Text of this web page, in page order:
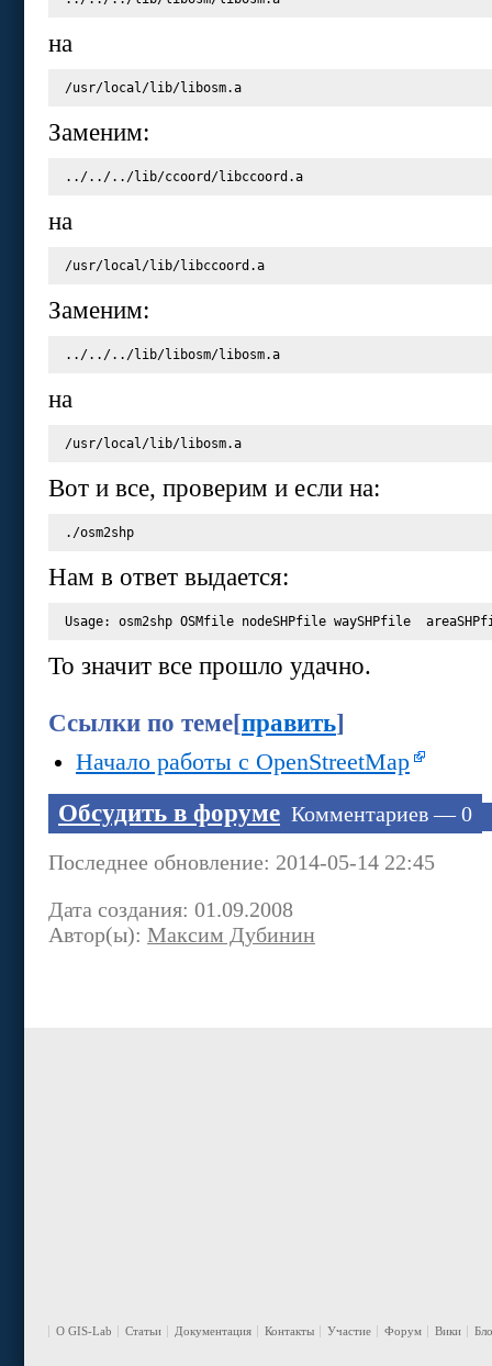
на
Заменим:
на
Заменим:
на
Вот и все, проверим и если на:
Нам в ответ выдается:
То значит все прошло удачно.
Ссылки по теме[править]
Начало работы с OpenStreetMap
Обсудить в форуме Комментариев — 0
Последнее обновление: 2014-05-14 22:45
Дата создания: 01.09.2008
Автор(ы): Максим Дубинин
О GIS-Lab Статьи Документация Контакты Участие Форум Вики